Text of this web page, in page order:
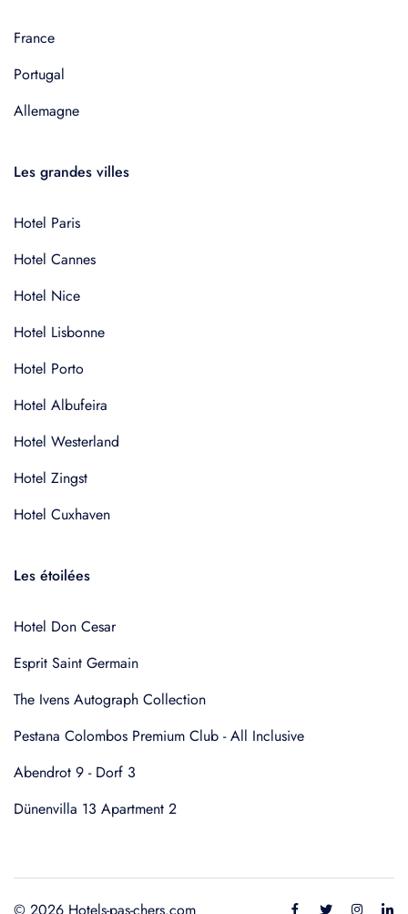
France
Portugal
Allemagne
Les grandes villes
Hotel Paris
Hotel Cannes
Hotel Nice
Hotel Lisbonne
Hotel Porto
Hotel Albufeira
Hotel Westerland
Hotel Zingst
Hotel Cuxhaven
Les étoilées
Hotel Don Cesar
Esprit Saint Germain
The Ivens Autograph Collection
Pestana Colombos Premium Club - All Inclusive
Abendrot 9 - Dorf 3
Dünenvilla 13 Apartment 2